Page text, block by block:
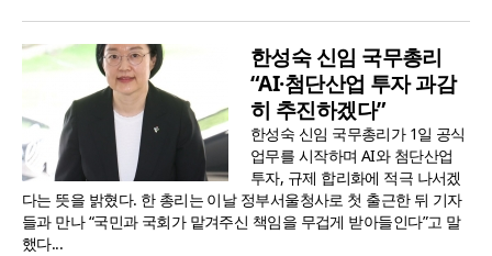
한성숙 신임 국무총리
“AI·첨단산업 투자 과감
히 추진하겠다”
한성숙 신임 국무총리가 1일 공식
업무를 시작하며 AI와 첨단산업
투자, 규제 합리화에 적극 나서겠
다는 뜻을 밝혔다. 한 총리는 이날 정부서울청사로 첫 출근한 뒤 기자
들과 만나 “국민과 국회가 맡겨주신 책임을 무겁게 받아들인다”고 말
했다...